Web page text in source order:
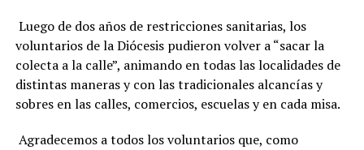
Luego de dos años de restricciones sanitarias, los
voluntarios de la Diócesis pudieron volver a “sacar la
colecta a la calle”, animando en todas las localidades de
distintas maneras y con las tradicionales alcancías y
sobres en las calles, comercios, escuelas y en cada misa.
Agradecemos a todos los voluntarios que, como